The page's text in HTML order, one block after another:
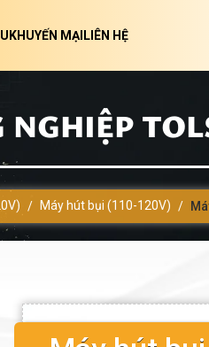
KHUYẾN MẠILIÊN HỆ
/ Máy hút bụi (110-120V) /